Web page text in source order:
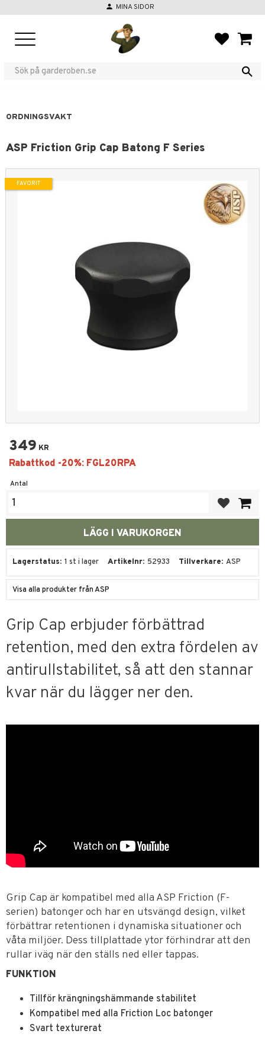
person MINA SIDOR
ORDNINGSVAKT
ASP Friction Grip Cap Batong F Series
FAVORIT
349 KR
Antal
Lagerstatus 1 st i lager Artikelnr 52933 Tillverkare ASP
Visa alla produkter från ASP
Grip Cap erbjuder förbättrad
retention, med den extra fördelen av
antirullstabilitet, så att den stannar
kvar när du lägger ner den.
Grip Cap är kompatibel med alla ASP Friction (F-
serien) batonger och har en utsvängd design, vilket
förbättrar retentionen i dynamiska situationer och
våta miljöer. Dess tillplattade ytor förhindrar att den
rullar iväg när den ställs ned eller tappas.
FUNKTION
Tillför krängningshämmande stabilitet
Kompatibel med alla Friction Loc batonger
Svart texturerat